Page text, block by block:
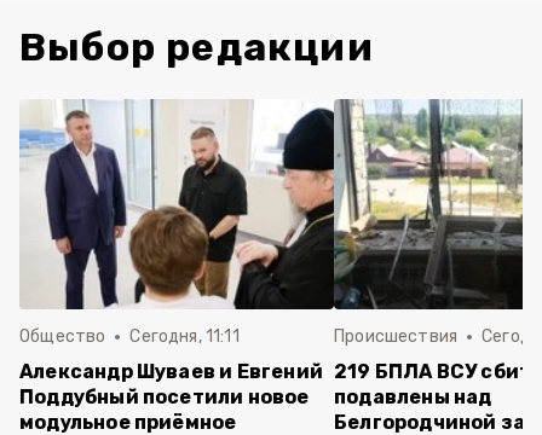
Выбор редакции
Общество Сегодня, 11:11
Александр Шуваев и Евгений
Поддубный посетили новое
модульное приёмное
Происшествия
219 БПЛА ВСУ
подавлены над
Белгородчиной за